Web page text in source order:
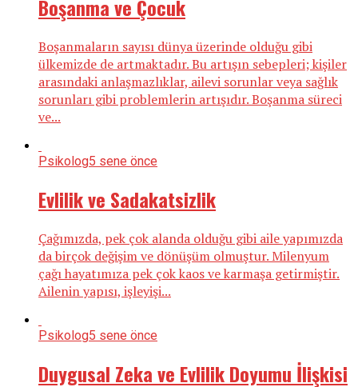
Boşanma ve Çocuk
Boşanmaların sayısı dünya üzerinde olduğu gibi
ülkemizde de artmaktadır. Bu artışın sebepleri; kişiler
arasındaki anlaşmazlıklar, ailevi sorunlar veya sağlık
sorunları gibi problemlerin artışıdır. Boşanma süreci
ve...
Psikolog5 sene önce
Evlilik ve Sadakatsizlik
Çağımızda, pek çok alanda olduğu gibi aile yapımızda
da birçok değişim ve dönüşüm olmuştur. Milenyum
çağı hayatımıza pek çok kaos ve karmaşa getirmiştir.
Ailenin yapısı, işleyişi...
Psikolog5 sene önce
Duygusal Zeka ve Evlilik Doyumu İlişkisi